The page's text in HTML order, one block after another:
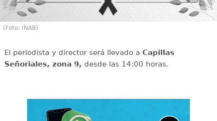
(Foto: INAB)
El periodista y director será llevado a Capillas
Señoriales, zona 9, desde las 14:00 horas.